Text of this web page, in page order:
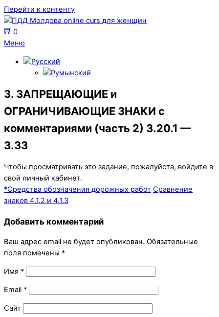
Перейти к контенту
0
Меню
3. ЗАПРЕЩАЮЩИЕ и
ОГРАНИЧИВАЮЩИЕ ЗНАКИ с
комментариями (часть 2) 3.20.1 —
3.33
Чтобы просматривать это задание, пожалуйста, войдите в
свой личный кабинет.
*Средства обозначения дорожных работ Сравнение
знаков 4.1.2 и 4.1.3
Добавить комментарий
Ваш адрес email не будет опубликован. Обязательные
поля помечены *
Имя *
Email *
Сайт